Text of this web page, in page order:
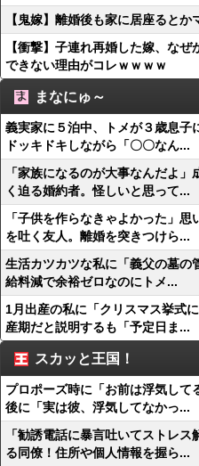
【鬼嫁】離婚後も家に居座ると
【衝撃】子連れ再婚した嫁、な
できない理由がコレｗｗｗｗ
まなにゅ～
義実家に５泊中、トメが３歳息
ドッキドキしながら「〇〇なん...
「家族になるのが大事なんだよ
く迫る婚約者。怪しいと思って...
「子供を作らなきゃよかった」
を吐く友人。離婚を突きつけら...
生活カツカツな私に「義父の墓の
給料減で余裕ゼロなのにトメ...
1月出産の私に「クリスマス挙式
産期だと説明するも「予定日ま...
スカッと王国！
プロポーズ時に「お前は浮気して
後に「実は彼、浮気してなかっ...
「勧誘電話に暴言吐いてストレ
る同僚！住所や個人情報を握ら...